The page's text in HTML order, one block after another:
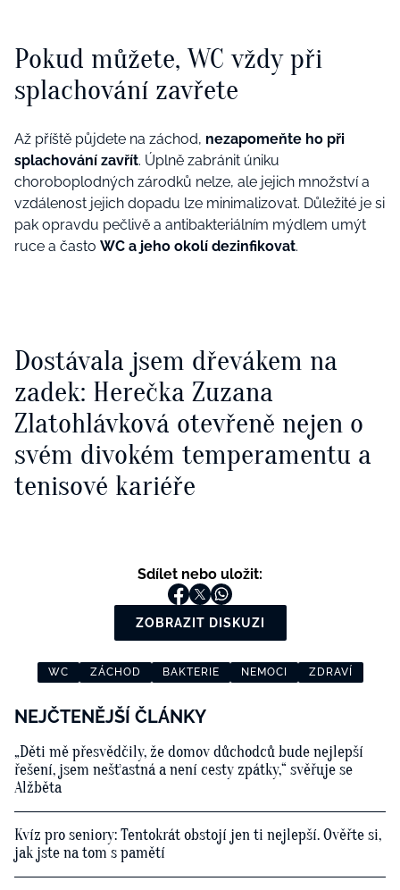
Pokud můžete, WC vždy při
splachování zavřete
Až příště půjdete na záchod, nezapomeňte ho při
splachování zavřít. Úplně zabránit úniku
choroboplodných zárodků nelze, ale jejich množství a
vzdálenost jejich dopadu lze minimalizovat. Důležité je si
pak opravdu pečlivě a antibakteriálním mýdlem umýt
ruce a často WC a jeho okolí dezinfikovat.
Dostávala jsem dřevákem na
zadek: Herečka Zuzana
Zlatohlávková otevřeně nejen o
svém divokém temperamentu a
tenisové kariéře
Sdílet nebo uložit:
ZOBRAZIT DISKUZI
WC ZÁCHOD BAKTERIE NEMOCI ZDRAVÍ
NEJČTENĚJŠÍ ČLÁNKY
„Děti mě přesvědčily, že domov důchodců bude nejlepší
řešení, jsem nešťastná a není cesty zpátky,“ svěřuje se
Alžběta
Kvíz pro seniory: Tentokrát obstojí jen ti nejlepší. Ověřte si,
jak jste na tom s pamětí